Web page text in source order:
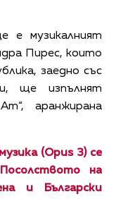
е музикалният
Пирес, които
заедно със
ще изпълнят
аранжирана
(Opus 3) се
на
и Български